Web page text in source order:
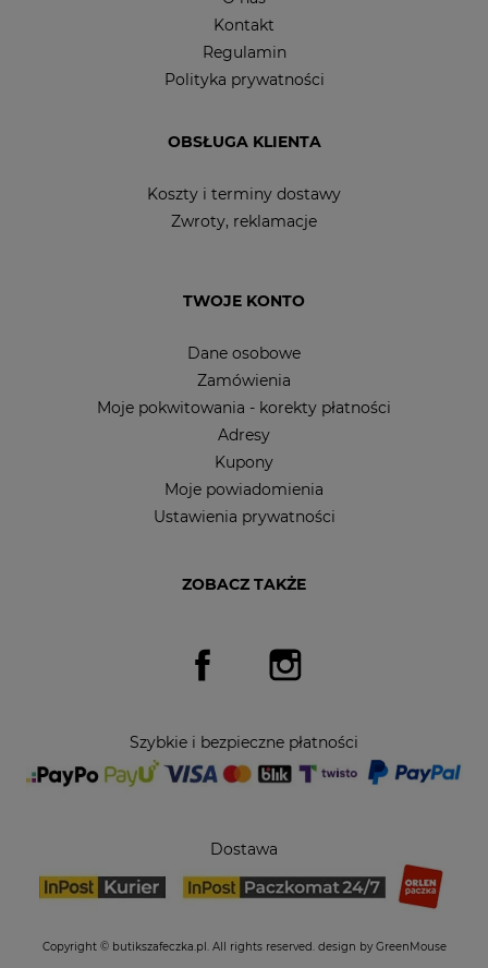
Kontakt
Regulamin
Polityka prywatności
OBSŁUGA KLIENTA
Koszty i terminy dostawy
Zwroty, reklamacje
TWOJE KONTO
Dane osobowe
Zamówienia
Moje pokwitowania - korekty płatności
Adresy
Kupony
Moje powiadomienia
Ustawienia prywatności
ZOBACZ TAKŻE
Facebook
Szybkie i bezpieczne płatności
Dostawa
Copyright © butikszafeczka.pl. All rights reserved. design by GreenMouse